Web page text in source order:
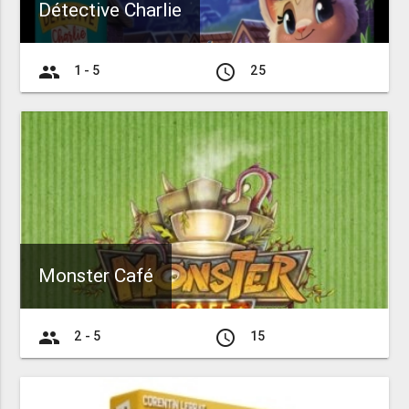
Détective Charlie
group 1 - 5 access_time 25
Monster Café
group 2 - 5 access_time 15